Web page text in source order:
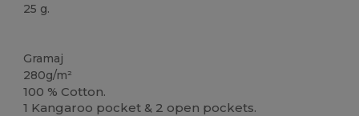
25 g.
Gramaj
280g/m²
100 % Cotton.
1 Kangaroo pocket & 2 open pockets.